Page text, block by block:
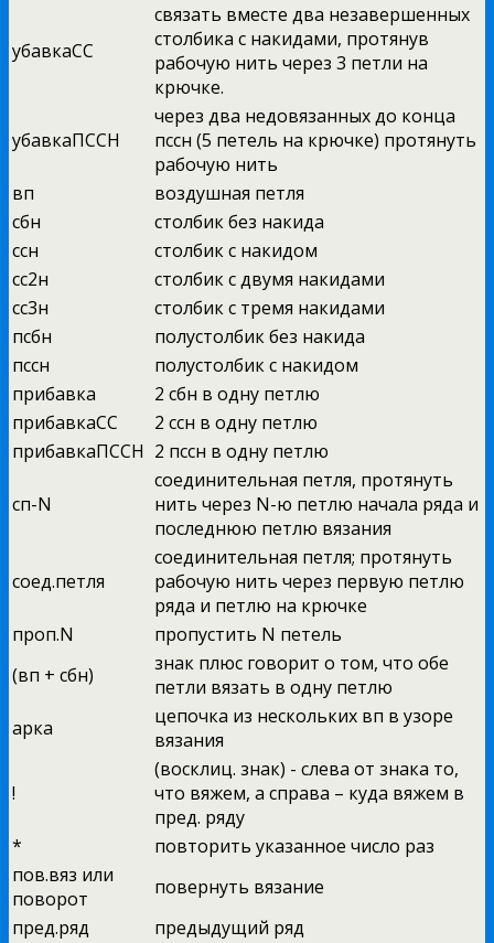
убавкаСС
связать вместе два незавершенных
столбика с накидами, протянув
рабочую нить через 3 петли на
крючке.
убавкаПССН
через два недовязанных до конца
пссн (5 петель на крючке) протянуть
рабочую нить
вп
воздушная петля
сбн
столбик без накида
ссн
столбик с накидом
сс2н
столбик с двумя накидами
сс3н
столбик с тремя накидами
псбн
полустолбик без накида
пссн
полустолбик с накидом
прибавка
2 сбн в одну петлю
прибавкаСС
2 ссн в одну петлю
прибавкаПССН 2 пссн в одну петлю
сп-N
соединительная петля, протянуть
нить через N-ю петлю начала ряда и
последнюю петлю вязания
соед.петля
соединительная петля; протянуть
рабочую нить через первую петлю
ряда и петлю на крючке
проп.N
пропустить N петель
(вп + сбн)
знак плюс говорит о том, что обе
петли вязать в одну петлю
арка
цепочка из нескольких вп в узоре
вязания
!
(восклиц. знак) - слева от знака то,
что вяжем, а справа – куда вяжем в
пред. ряду
*
повторить указанное число раз
пов.вяз или
поворот
повернуть вязание
пред.ряд
предыдущий ряд